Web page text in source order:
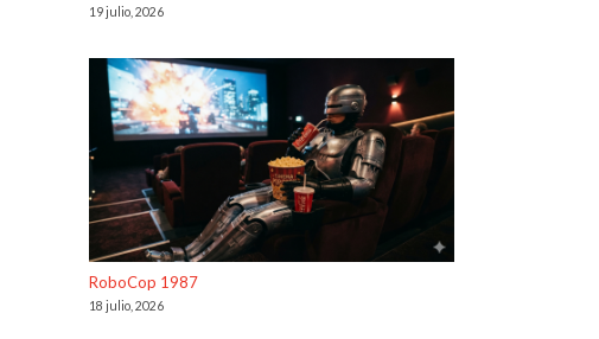
19 julio, 2026
RoboCop 1987
18 julio, 2026